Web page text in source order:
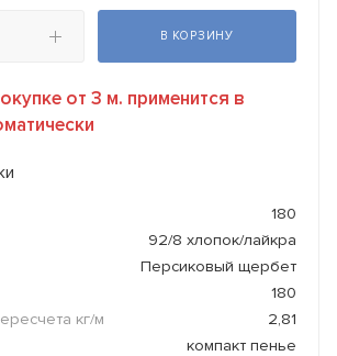
В КОРЗИНУ
от 3 м. применится в
180
92/8 хлопок/лайкра
Персиковый щербет
180
кг/м
2,81
компакт пенье